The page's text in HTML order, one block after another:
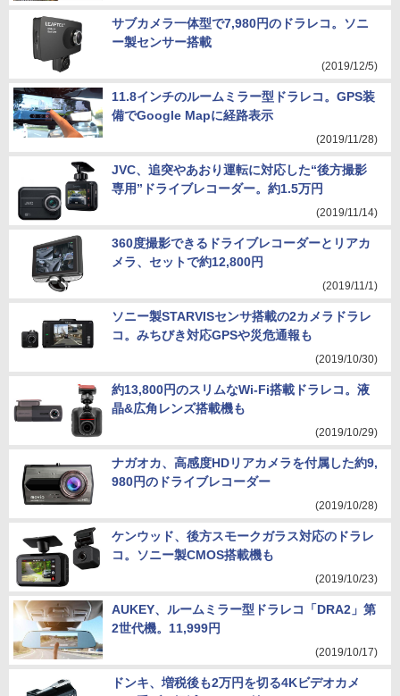
サブカメラ一体型で7,980円のドラレコ。ソニ
ー製センサー搭載
(2019/12/5)
11.8インチのルームミラー型ドラレコ。GPS装
備でGoogle Mapに経路表示
(2019/11/28)
JVC、追突やあおり運転に対応した“後方撮影
専用”ドライブレコーダー。約1.5万円
(2019/11/14)
360度撮影できるドライブレコーダーとリアカ
メラ、セットで約12,800円
(2019/11/1)
ソニー製STARVISセンサ搭載の2カメラドラレ
コ。みちびき対応GPSや災危通報も
(2019/10/30)
約13,800円のスリムなWi-Fi搭載ドラレコ。液
晶&広角レンズ搭載機も
(2019/10/29)
ナガオカ、高感度HDリアカメラを付属した約9,
980円のドライブレコーダー
(2019/10/28)
ケンウッド、後方スモークガラス対応のドラレ
コ。ソニー製CMOS搭載機も
(2019/10/23)
AUKEY、ルームミラー型ドラレコ「DRA2」第
2世代機。11,999円
(2019/10/17)
ドンキ、増税後も2万円を切る4Kビデオカメ